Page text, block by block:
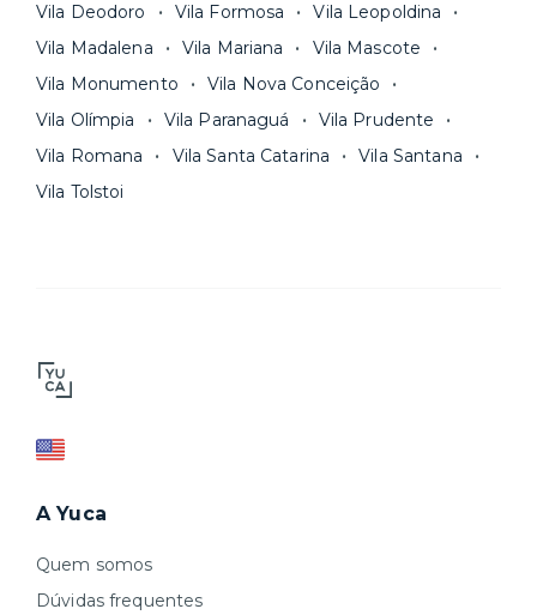
Vila Deodoro
Vila Formosa
Vila Leopoldina
Vila Madalena
Vila Mariana
Vila Mascote
Vila Monumento
Vila Nova Conceição
Vila Olímpia
Vila Paranaguá
Vila Prudente
Vila Romana
Vila Santa Catarina
Vila Santana
Vila Tolstoi
A Yuca
Quem somos
Dúvidas frequentes